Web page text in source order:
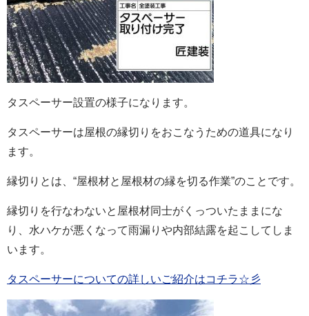
タスペーサー設置の様子になります。
タスペーサーは屋根の縁切りをおこなうための道具になり
ます。
縁切りとは、“屋根材と屋根材の縁を切る作業”のことです。
縁切りを行なわないと屋根材同士がくっついたままにな
り、水ハケが悪くなって雨漏りや内部結露を起こしてしま
います。
タスペーサーについての詳しいご紹介はコチラ☆彡